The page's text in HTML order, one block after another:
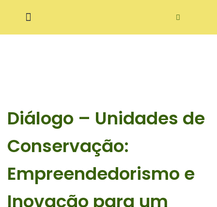
para
Diálogo – Unidades de
Conservação:
Empreendedorismo e
Inovação para um